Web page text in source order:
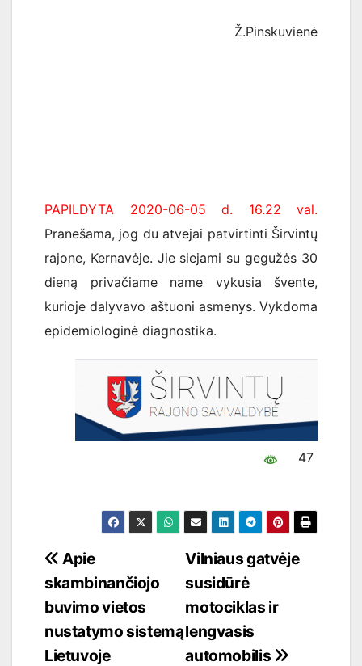
Ž.Pinskuvienė
PAPILDYTA 2020-06-05 d. 16.22 val.
Pranešama, jog du atvejai patvirtinti Širvintų
rajone, Kernavėje. Jie siejami su gegužės 30
dieną privačiame name vykusia švente,
kurioje dalyvavo aštuoni asmenys. Vykdoma
epidemiologinė diagnostika.
47
Navigacija
tarp
įrašų
Vilniaus gatvėje
susidūrė
motociklas ir
lengvasis
automobilis
Apie
skambinančiojo
buvimo vietos
nustatymo sistemą
Lietuvoje